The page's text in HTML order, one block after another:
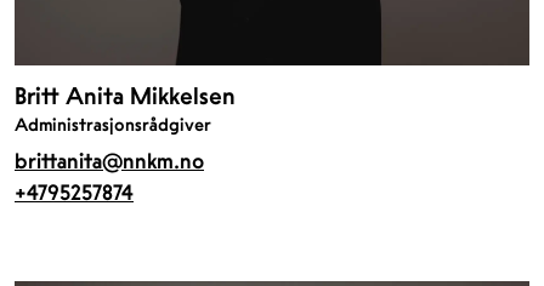
Britt Anita Mikkelsen
Administrasjonsrådgiver
brittanita@nnkm.no
+4795257874